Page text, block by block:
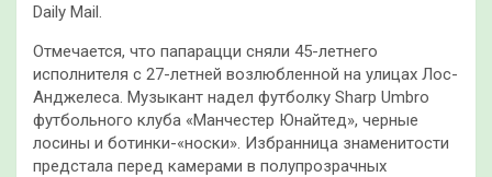
Daily Mail.
Отмечается, что папарацци сняли 45-летнего
исполнителя с 27-летней возлюбленной на улицах Лос-
Анджелеса. Музыкант надел футболку Sharp Umbro
футбольного клуба «Манчестер Юнайтед», черные
лосины и ботинки-«носки». Избранница знаменитости
предстала перед камерами в полупрозрачных